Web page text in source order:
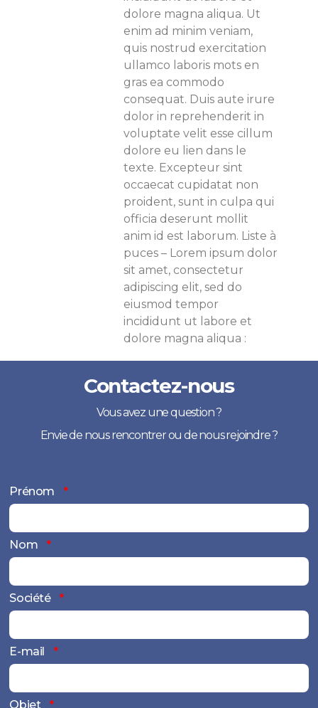
dolore magna aliqua. Ut
enim ad minim veniam,
quis nostrud exercitation
ullamco laboris mots en
gras ea commodo
consequat. Duis aute irure
dolor in reprehenderit in
voluptate velit esse cillum
dolore eu
lien dans le
texte. Excepteur sint
occaecat cupidatat non
proident, sunt in culpa qui
officia deserunt mollit
anim id est laborum. Liste à
puces – Lorem ipsum dolor
sit amet, consectetur
adipiscing elit, sed do
eiusmod tempor
incididunt ut labore et
dolore magna aliqua :
Contactez-nous
Vous avez une question ?
Envie de nous rencontrer ou de nous rejoindre ?
Prénom
Nom
Société
E-mail
Objet